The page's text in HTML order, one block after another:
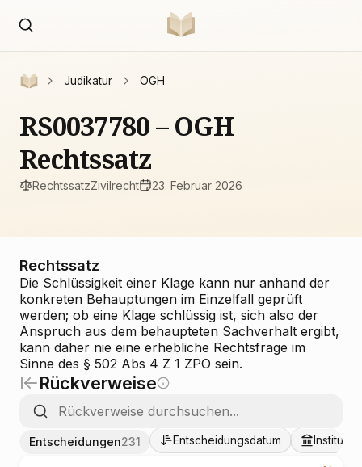
Judikatur OGH
RS0037780 – OGH
Rechtssatz
RechtssatzZivilrecht 23. Februar 2026
Rechtssatz
Die Schlüssigkeit einer Klage kann nur anhand der
konkreten Behauptungen im Einzelfall geprüft
werden; ob eine Klage schlüssig ist, sich also der
Anspruch aus dem behaupteten Sachverhalt ergibt,
kann daher nie eine erhebliche Rechtsfrage im
Sinne des § 502 Abs 4 Z 1 ZPO sein.
Rückverweise
Entscheidungen231 Entscheidungsdatum